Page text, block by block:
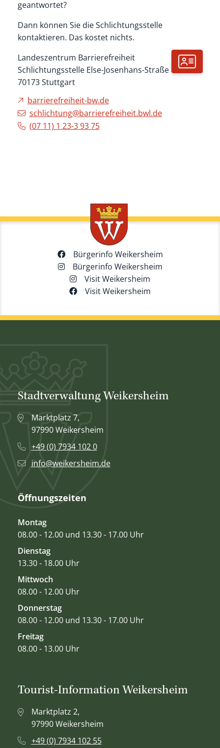
geantwortet?
Dann können Sie die Schlichtungsstelle
kontaktieren. Das kostet nichts.
Landeszentrum Barrierefreiheit
Schlichtungsstelle Else-Josenhans-Straße 6
70173 Stuttgart
barrierefreiheit-bw.de
schlichtung@barrierefreiheit.bwl.de
(07 11) 1 23-3 93 75
Bürgerinfo Weikersheim
Bürgerinfo Weikersheim
Visit Weikersheim
Visit Weikersheim
Stadtverwaltung Weikersheim
Marktplatz 7,
97990 Weikersheim
+49 (0) 7934 102 0
info@weikersheim.de
Öffnungszeiten
Montag
08.00 - 12.00 und 13.30 - 17.00 Uhr
Dienstag
13.30 - 18.00 Uhr
Mittwoch
08.00 - 12.00 Uhr
Donnerstag
08.00 - 12.00 und 13.30 - 17.00 Uhr
Freitag
08.00 - 13.00 Uhr
Tourist-Information Weikersheim
Marktplatz 2,
97990 Weikersheim
+49 (0) 7934 102 55